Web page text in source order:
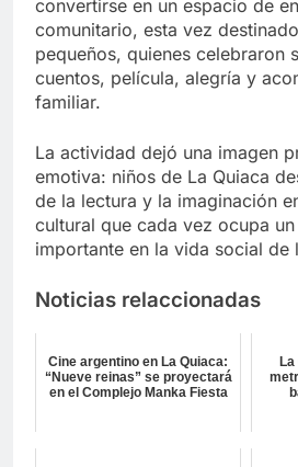
convertirse en un espacio de
comunitario, esta vez
pequeños, quienes celebraron
cuentos, película, alegría y
familiar.
La actividad dejó una imagen
emotiva: niños de La Quiaca
de la lectura y la imaginación
cultural que cada vez ocupa
importante en la vida social de
Noticias relaccionadas
Cine argentino en La Quiaca:
“Nueve reinas” se proyectará
en el Complejo Manka Fiesta
La